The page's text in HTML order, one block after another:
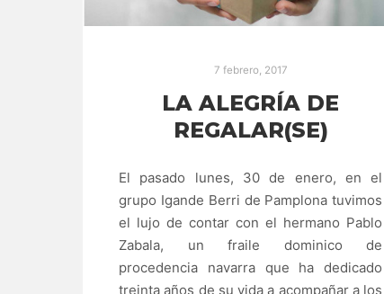
7 febrero, 2017
LA ALEGRÍA DE
REGALAR(SE)
El pasado lunes, 30 de enero, en el
grupo Igande Berri de Pamplona tuvimos
el lujo de contar con el hermano Pablo
Zabala, un fraile dominico de
procedencia navarra que ha dedicado
treinta años de su vida a acompañar a los